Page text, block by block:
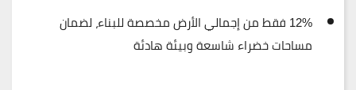
12% فقط من إجمالي الأرض مخصصة للبناء
، لضمان
مساحات خضراء شاسعة وبيئة هادئة